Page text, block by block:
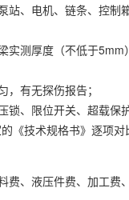
站、电机、链条、控制
实测厚度（不低于5mm
有无探伤报告；
、限位开关、超载保
《技术规格书》逐项对
、液压件费、加工费